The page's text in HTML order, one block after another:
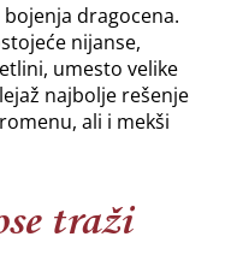
dragocena.
nijanse,
umesto velike
najbolje rešenje
ali i mekši
traži